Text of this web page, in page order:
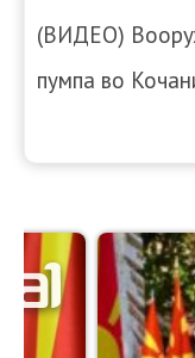
(ВИДЕО)
пумпа во